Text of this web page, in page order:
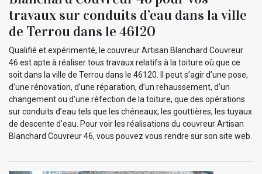
travaux sur conduits d’eau dans la ville
de Terrou dans le 46120
Qualifié et expérimenté, le couvreur Artisan Blanchard Couvreur
46 est apte à réaliser tous travaux relatifs à la toiture où que ce
soit dans la ville de Terrou dans le 46120. Il peut s’agir d’une pose,
d’une rénovation, d’une réparation, d’un rehaussement, d’un
changement ou d’une réfection de la toiture, que des opérations
sur conduits d’eau tels que les chéneaux, les gouttières, les tuyaux
de descente d’eau. Pour voir les réalisations du couvreur Artisan
Blanchard Couvreur 46, vous pouvez vous rendre sur son site web.